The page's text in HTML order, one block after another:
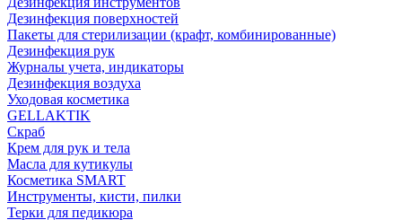
Дезинфекция поверхностей
Пакеты для стерилизации (крафт, комбинированные)
Дезинфекция рук
Журналы учета, индикаторы
Дезинфекция воздуха
Уходовая косметика
GELLAKTIK
Скраб
Крем для рук и тела
Масла для кутикулы
Косметика SMART
Инструменты, кисти, пилки
Терки для педикюра